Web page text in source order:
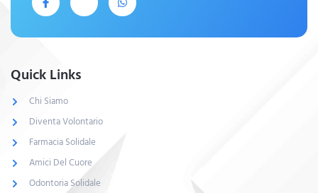
Quick Links
Chi Siamo
Diventa Volontario
Farmacia Solidale
Amici Del Cuore
Odontoria Solidale